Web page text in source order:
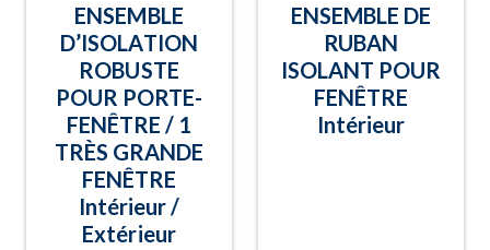
ENSEMBLE
D’ISOLATION
ROBUSTE
POUR PORTE-
FENÊTRE / 1
TRÈS GRANDE
FENÊTRE
Intérieur /
Extérieur
ENSEMBLE DE
RUBAN
ISOLANT POUR
FENÊTRE
Intérieur